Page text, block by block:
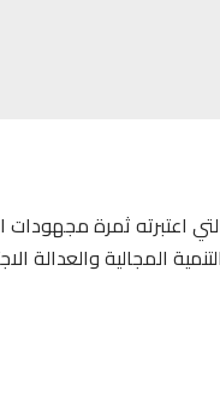
اعتبرته ثمرة مجهودات
المجالية والعدالة